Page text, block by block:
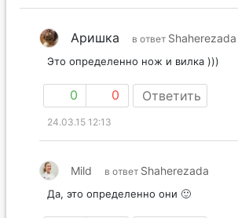
Аришка в ответ Shaherezada
Это определенно нож и вилка )))
0 0 Ответить
24.03.15 12:13
Mild в ответ Shaherezada
Да, это определенно они 🙂